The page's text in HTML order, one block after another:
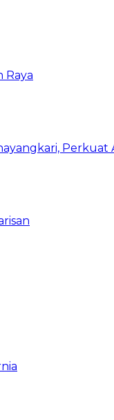
Raya
Perkuat